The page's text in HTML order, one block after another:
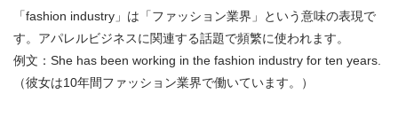
「fashion industry」は「ファッション業界」という意味の表現で
す。アパレルビジネスに関連する話題で頻繁に使われます。
例文：She has been working in the fashion industry for ten years.
（彼女は10年間ファッション業界で働いています。）